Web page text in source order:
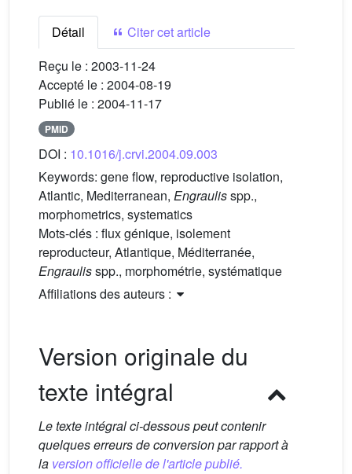
Détail
Citer cet article
Reçu le : 2003-11-24
Accepté le : 2004-08-19
Publié le : 2004-11-17
PMID
DOI : 10.1016/j.crvi.2004.09.003
Keywords: gene flow, reproductive isolation,
Atlantic, Mediterranean, Engraulisspp.,
morphometrics, systematics
Mots-clés : flux génique, isolement
reproducteur, Atlantique, Méditerranée,
Engraulisspp., morphométrie, systématique
Affiliations des auteurs :
Version originale du
texte intégral
Le texte intégral ci-dessous peut contenir
quelques erreurs de conversion par rapport à
la version officielle de l'article publié.